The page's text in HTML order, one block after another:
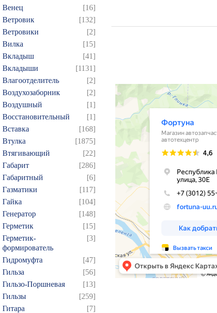
Венец
[16]
Ветровик
[132]
Ветровики
[2]
Вилка
[15]
Вкладыш
[41]
Вкладыши
[1131]
Влагоотделитель
[2]
Воздухозаборник
[2]
Воздушный
[1]
Восстановительный
[1]
Вставка
[168]
Втулка
[1875]
Втягивающий
[22]
Габарит
[286]
Габаритный
[6]
Газматики
[117]
Гайка
[104]
Генератор
[148]
Герметик
[15]
Герметик-
формирователь
[3]
Гидромуфта
[47]
Гильза
[56]
Гильзо-Поршневая
[13]
Гильзы
[259]
Гитара
[7]